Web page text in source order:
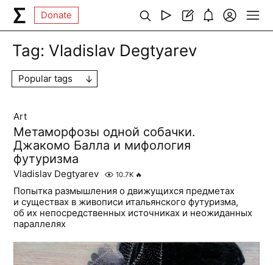
Donate
Tag:Vladislav Degtyarev
Popular tags
Art
Метаморфозы одной собачки.
Джакомо Балла и мифология
футуризма
Vladislav Degtyarev 10.7K 🔥
Попытка размышления о движущихся предметах
и существах в живописи итальянского футуризма,
об их непосредственных источниках и неожиданных
параллелях